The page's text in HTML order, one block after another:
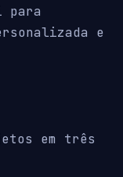
para
e
em três